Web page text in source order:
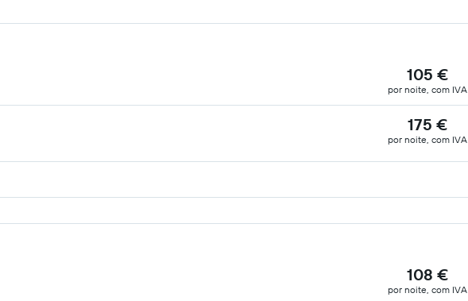
105 €
por noite, com IVA
175 €
por noite, com IVA
108 €
por noite, com IVA